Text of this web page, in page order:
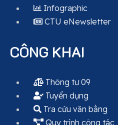
Infographic
CTU eNewsletter
CÔNG KHAI
Thông tư 09
Tuyển dụng
Tra cứu văn bằng
Quy trình công tác